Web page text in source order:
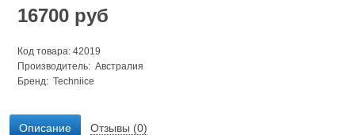
16700 руб
Код товара: 42019
Производитель: Австралия
Бренд: Techniice
Описание Отзывы (0)